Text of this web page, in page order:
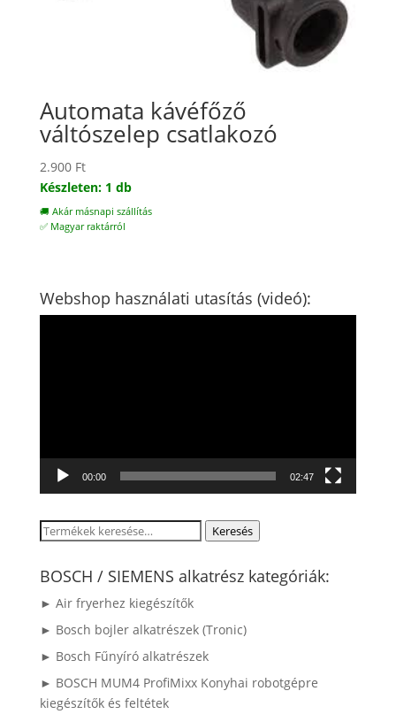
Automata kávéfőző
váltószelep csatlakozó
2.900 Ft
Készleten: 1 db
🚚 Akár másnapi szállítás
✅ Magyar raktárról
Webshop használati utasítás (videó):
00:00 02:47
Keresés
következőre:
Keresés
BOSCH / SIEMENS alkatrész kategóriák:
► Air fryerhez kiegészítők
► Bosch bojler alkatrészek (Tronic)
► Bosch Fűnyíró alkatrészek
► BOSCH MUM4 ProfiMixx Konyhai robotgépre
kiegészítők és feltétek